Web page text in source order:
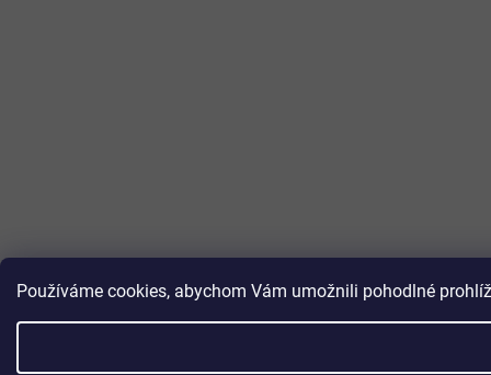
Používáme cookies, abychom Vám umožnili pohodlné